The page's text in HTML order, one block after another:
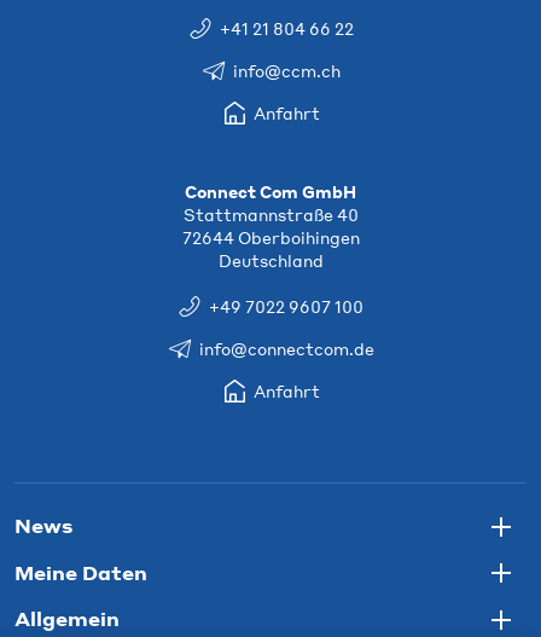
+41 21 804 66 22
info@ccm.ch
Anfahrt
Connect Com GmbH
Stattmannstraße 40
72644 Oberboihingen
Deutschland
+49 7022 9607 100
info@connectcom.de
Anfahrt
News
Meine Daten
Allgemein